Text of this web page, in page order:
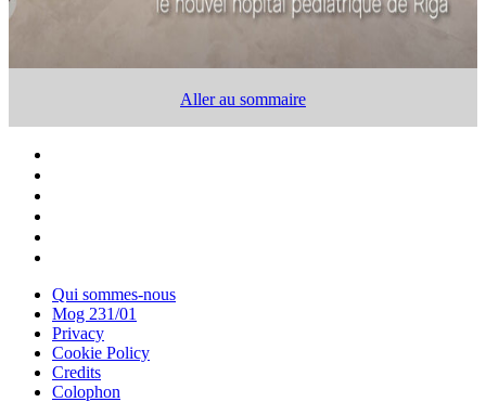
Aller au sommaire
Qui sommes-nous
Mog 231/01
Privacy
Cookie Policy
Credits
Colophon